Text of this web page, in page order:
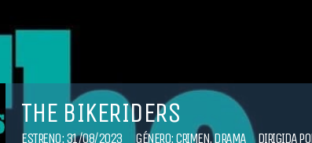
THE BIKERIDERS
ESTRENO: 31/08/2023 GÉNERO:CRIMEN,DRAMA DIRIGIDA